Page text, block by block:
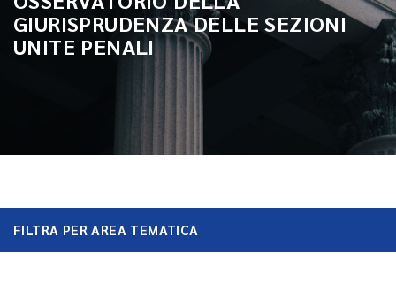
GIURISPRUDENZA DELLE SEZIONI
UNITE PENALI
FILTRA PER AREA TEMATICA